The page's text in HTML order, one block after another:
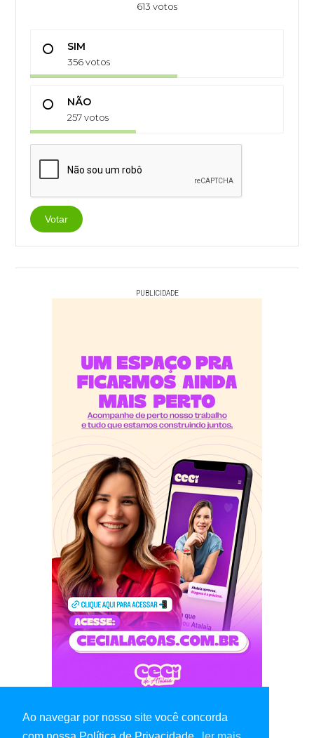
Ao navegar por nosso site você concorda
613 votos
SIM
356 votos
NÃO
257 votos
Votar
PUBLICIDADE